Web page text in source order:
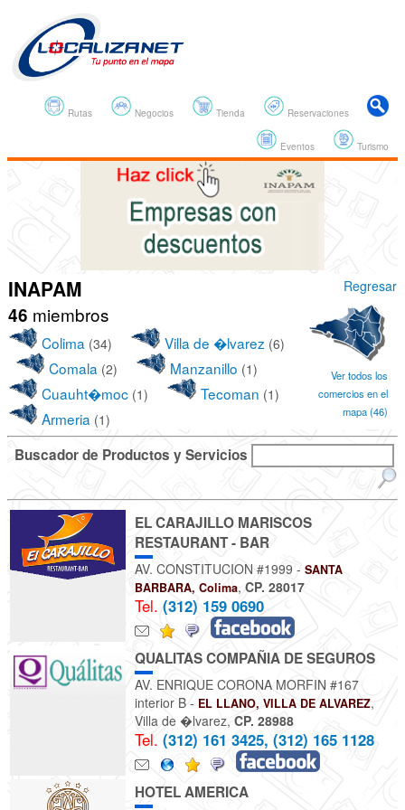
Reservaciones
Tienda
Negocios
Rutas
Turismo
Eventos
INAPAM
46 miembros
Colima (34) Villa de �lvarez (6)
Comala (2) Manzanillo (1)
Cuauht�moc (1) Tecoman (1)
Armeria (1)
Regresar
Ver todos los
comercios en el
mapa (46)
Buscador de Productos y Servicios
EL CARAJILLO MARISCOS
RESTAURANT - BAR
AV. CONSTITUCION #1999 - SANTA
BARBARA, Colima, CP. 28017
Tel. (312) 159 0690
QUALITAS COMPAÑIA DE SEGUROS
AV. ENRIQUE CORONA MORFIN #167
interior B - EL LLANO, VILLA DE ALVAREZ,
Villa de �lvarez, CP. 28988
Tel. (312) 161 3425, (312) 165 1128
HOTEL AMERICA